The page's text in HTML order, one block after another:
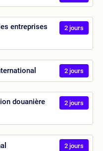
entreprises 2 jours
2 jours
douanière 2 jours
2 jours